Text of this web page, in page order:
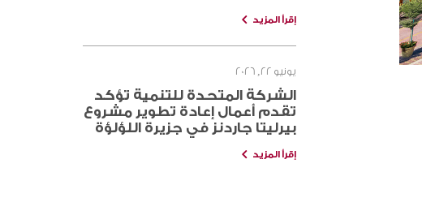
إقرأ المزيد
يونيو 22, 2026
الشركة المتحدة للتنمية تؤكد
تقدم أعمال إعادة تطوير مشروع
بيرليتا جاردنز في جزيرة اللؤلؤة
إقرأ المزيد